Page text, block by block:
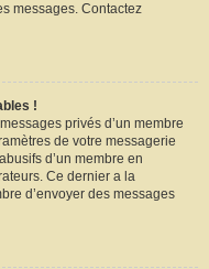
messages. Contactez
!
privés d’un membre
de votre messagerie
d’un membre en
Ce dernier a la
d’envoyer des messages